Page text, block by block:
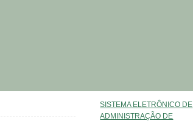
SISTEMA ELETRÔNICO DE
ADMINISTRAÇÃO DE